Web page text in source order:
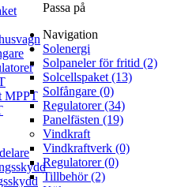
MPPT
Passa på
Navigation
Solenergi
Solpaneler för fritid (2)
Solcellspaket (13)
Solfångare (0)
Regulatorer (34)
Panelfästen (19)
Vindkraft
Vindkraftverk (0)
Regulatorer (0)
Tillbehör (2)